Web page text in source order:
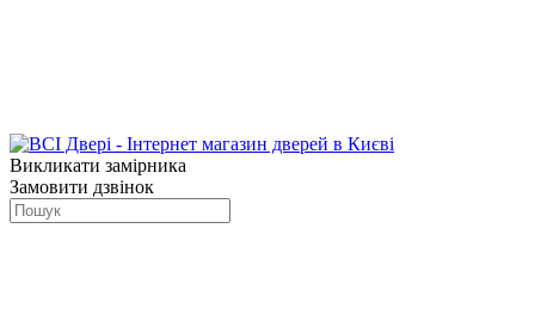
Викликати замірника
Замовити дзвінок